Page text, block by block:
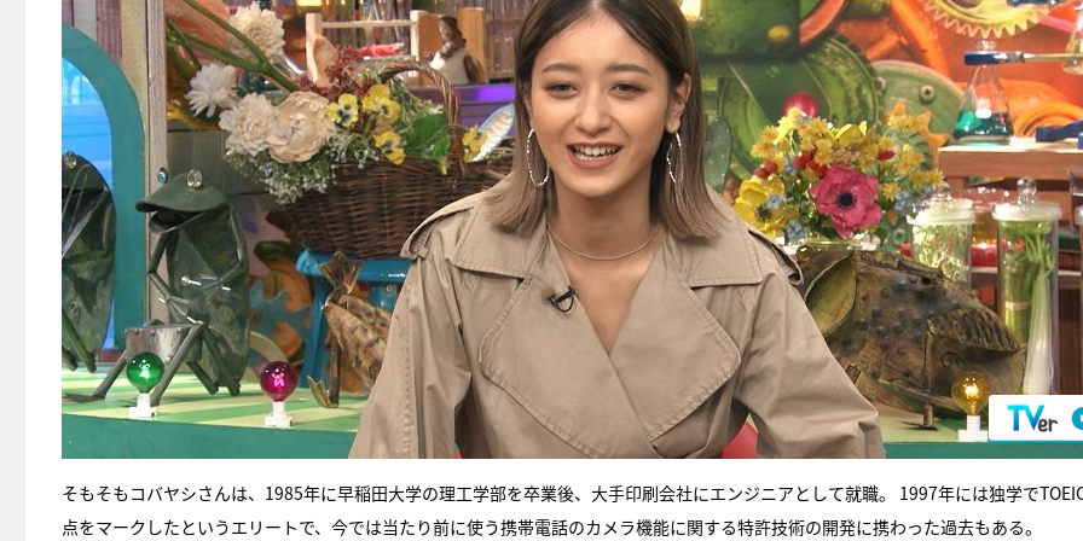
そもそもコバヤシさんは、1985年に早稲田大学の理工学部を卒業後、大手印刷会社にエンジニアとして就職。 1997年には独学で
点をマークしたというエリートで、今では当たり前に使う携帯電話のカメラ機能に関する特許技術の開発に携わった過去もある。